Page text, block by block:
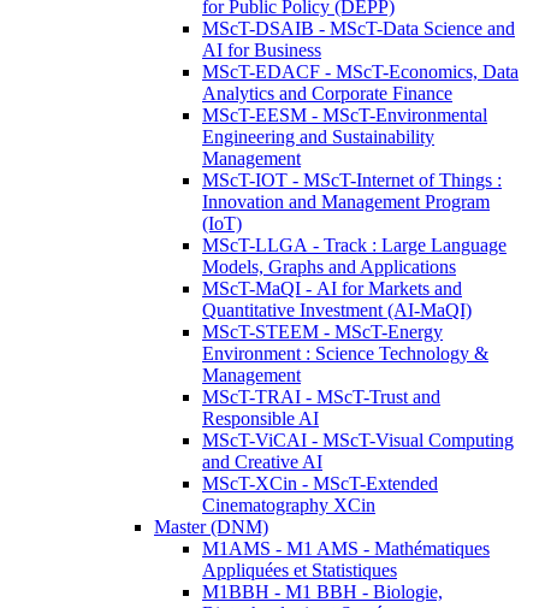
for Public Policy (DEPP)
MScT-DSAIB - MScT-Data Science and
AI for Business
MScT-EDACF - MScT-Economics, Data
Analytics and Corporate Finance
MScT-EESM - MScT-Environmental
Engineering and Sustainability
Management
MScT-IOT - MScT-Internet of Things :
Innovation and Management Program
(IoT)
MScT-LLGA - Track : Large Language
Models, Graphs and Applications
MScT-MaQI - AI for Markets and
Quantitative Investment (AI-MaQI)
MScT-STEEM - MScT-Energy
Environment : Science Technology &
Management
MScT-TRAI - MScT-Trust and
Responsible AI
MScT-ViCAI - MScT-Visual Computing
and Creative AI
MScT-XCin - MScT-Extended
Cinematography XCin
Master (DNM)
M1AMS - M1 AMS - Mathématiques
Appliquées et Statistiques
M1BBH - M1 BBH - Biologie,